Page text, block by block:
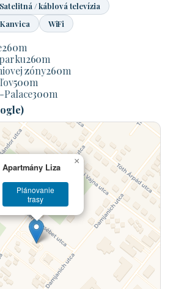
Satelitná / káblová televízia
Kanvica WiFi
260m
260m
zóny260m
500m
Palace300m
Apartmány Liza
Plánovanie
trasy
×